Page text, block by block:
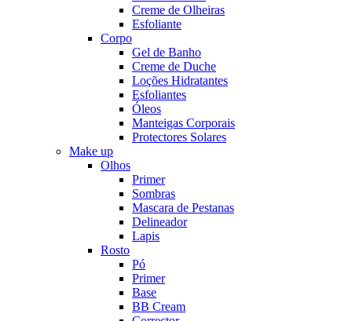
Creme de Olheiras
Esfoliante
Corpo
Gel de Banho
Creme de Duche
Loções Hidratantes
Esfoliantes
Óleos
Manteigas Corporais
Protectores Solares
Make up
Olhos
Primer
Sombras
Mascara de Pestanas
Delineador
Lapis
Rosto
Pó
Primer
Base
BB Cream